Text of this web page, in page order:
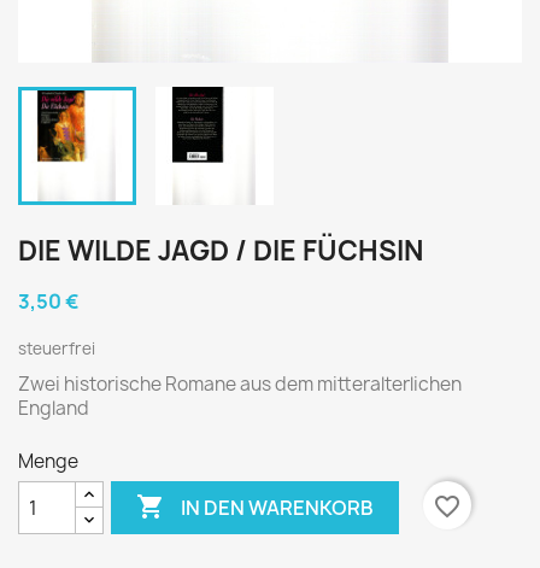
DIE WILDE JAGD / DIE FÜCHSIN
3,50 €
steuerfrei
Zwei historische Romane aus dem mitteralterlichen
England
Menge
 IN DEN WARENKORB favorite_border